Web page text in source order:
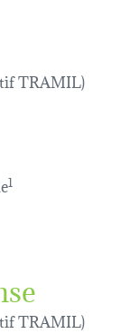
TRAMIL)
1
TRAMIL)